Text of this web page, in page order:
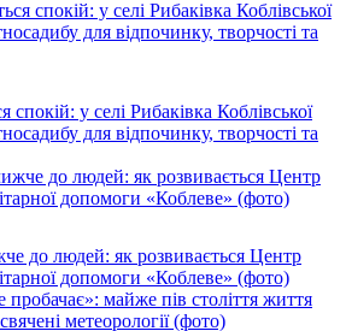
у селі Рибаківка Коблівської
для відпочинку, творчості та
до людей: як розвивається Центр
допомоги «Коблеве» (фото)